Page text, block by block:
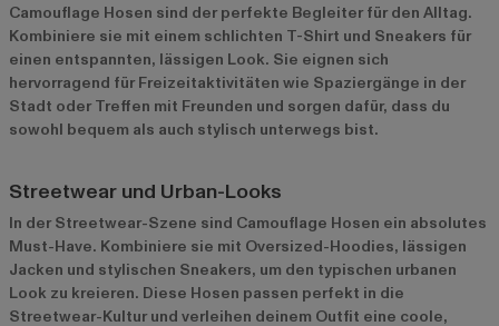
Camouflage Hosen sind der perfekte Begleiter für den Alltag.
Kombiniere sie mit einem schlichten T-Shirt und Sneakers für
einen entspannten, lässigen Look. Sie eignen sich
hervorragend für Freizeitaktivitäten wie Spaziergänge in der
Stadt oder Treffen mit Freunden und sorgen dafür, dass du
sowohl bequem als auch stylisch unterwegs bist.
Streetwear und Urban-Looks
In der Streetwear-Szene sind Camouflage Hosen ein absolutes
Must-Have. Kombiniere sie mit Oversized-Hoodies, lässigen
Jacken und stylischen Sneakers, um den typischen urbanen
Look zu kreieren. Diese Hosen passen perfekt in die
Streetwear-Kultur und verleihen deinem Outfit eine coole,